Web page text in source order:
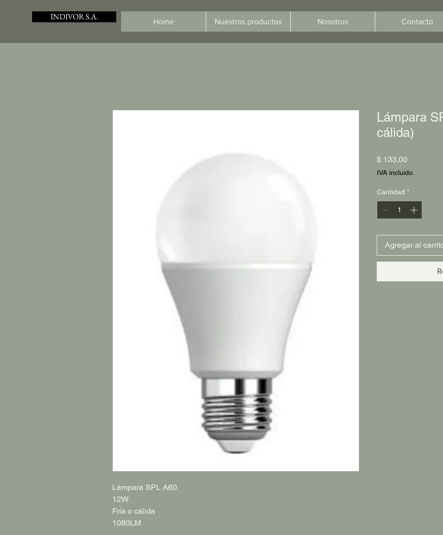
INDIVOR S.A. Home Nuestros productos Nosotros Contacto
Lámpara SPL A60
12W
Fría o cálida
1080LM
Lámpara
cálida)
$ 133,00Precio
IVA incluido
Cantidad *
Agregar al